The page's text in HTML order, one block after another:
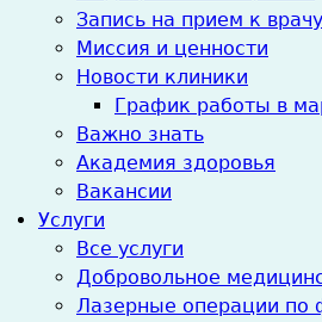
Запись на прием к врачу
Миссия и ценности
Новости клиники
График работы в
Важно знать
Академия здоровья
Вакансии
Услуги
Все услуги
Добровольное
Лазерные операции по